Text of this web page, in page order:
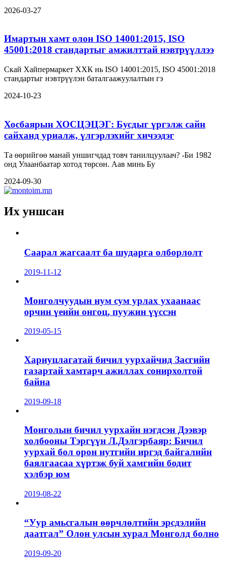
2026-03-27
Имартын хамт олон ISO 14001:2015, ISO
45001:2018 стандартыг амжилттай нэвтрүүллээ
Скай Хайпермаркет ХХК нь ISO 14001:2015, ISO 45001:2018
стандартыг нэвтрүүлэн баталгаажуулалтын гэ
2024-10-23
Хосбаярын ХОСЦЭЦЭГ: Бусдыг үргэлж сайн
сайханд уриалж, үлгэрлэхийг хичээдэг
Та өөрийгөө манай уншигчдад товч танилцуулаач? -Би 1982
онд Улаанбаатар хотод төрсөн. Аав минь Бу
2024-09-30
Их уншсан
Саарал жагсаалт ба шударга олборлолт
2019-11-12
Монголчуудын нум сум урлах ухаанаас
орчин үеийн онгоц, пуужин үүссэн
2019-05-15
Хариуцлагатай бичил уурхайчид Засгийн
газартай хамтарч ажиллах сонирхолтой
байна
2019-09-18
Монголын бичил уурхайн нэгдсэн Дээвэр
холбооны Тэргүүн Л.Дэлгэрбаяр: Бичил
уурхай бол орон нутгийн иргэд байгалийн
баялгаасаа хүртэж буй хамгийн бодит
хэлбэр юм
2019-08-22
“Уур амьсгалын өөрчлөлтийн эрсдэлийн
даатгал” Олон улсын хурал Монголд болно
2019-09-20